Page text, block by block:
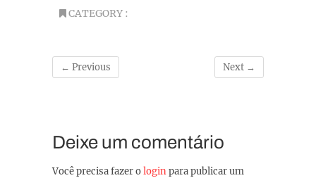
CATEGORY :
← Previous Next →
Deixe um comentário
Você precisa fazer ologinpara publicar um